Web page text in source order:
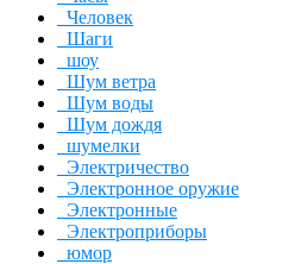
Человек
Шаги
шоу
Шум ветра
Шум воды
Шум дождя
шумелки
Электричество
Электронное оружие
Электронные
Электроприборы
юмор